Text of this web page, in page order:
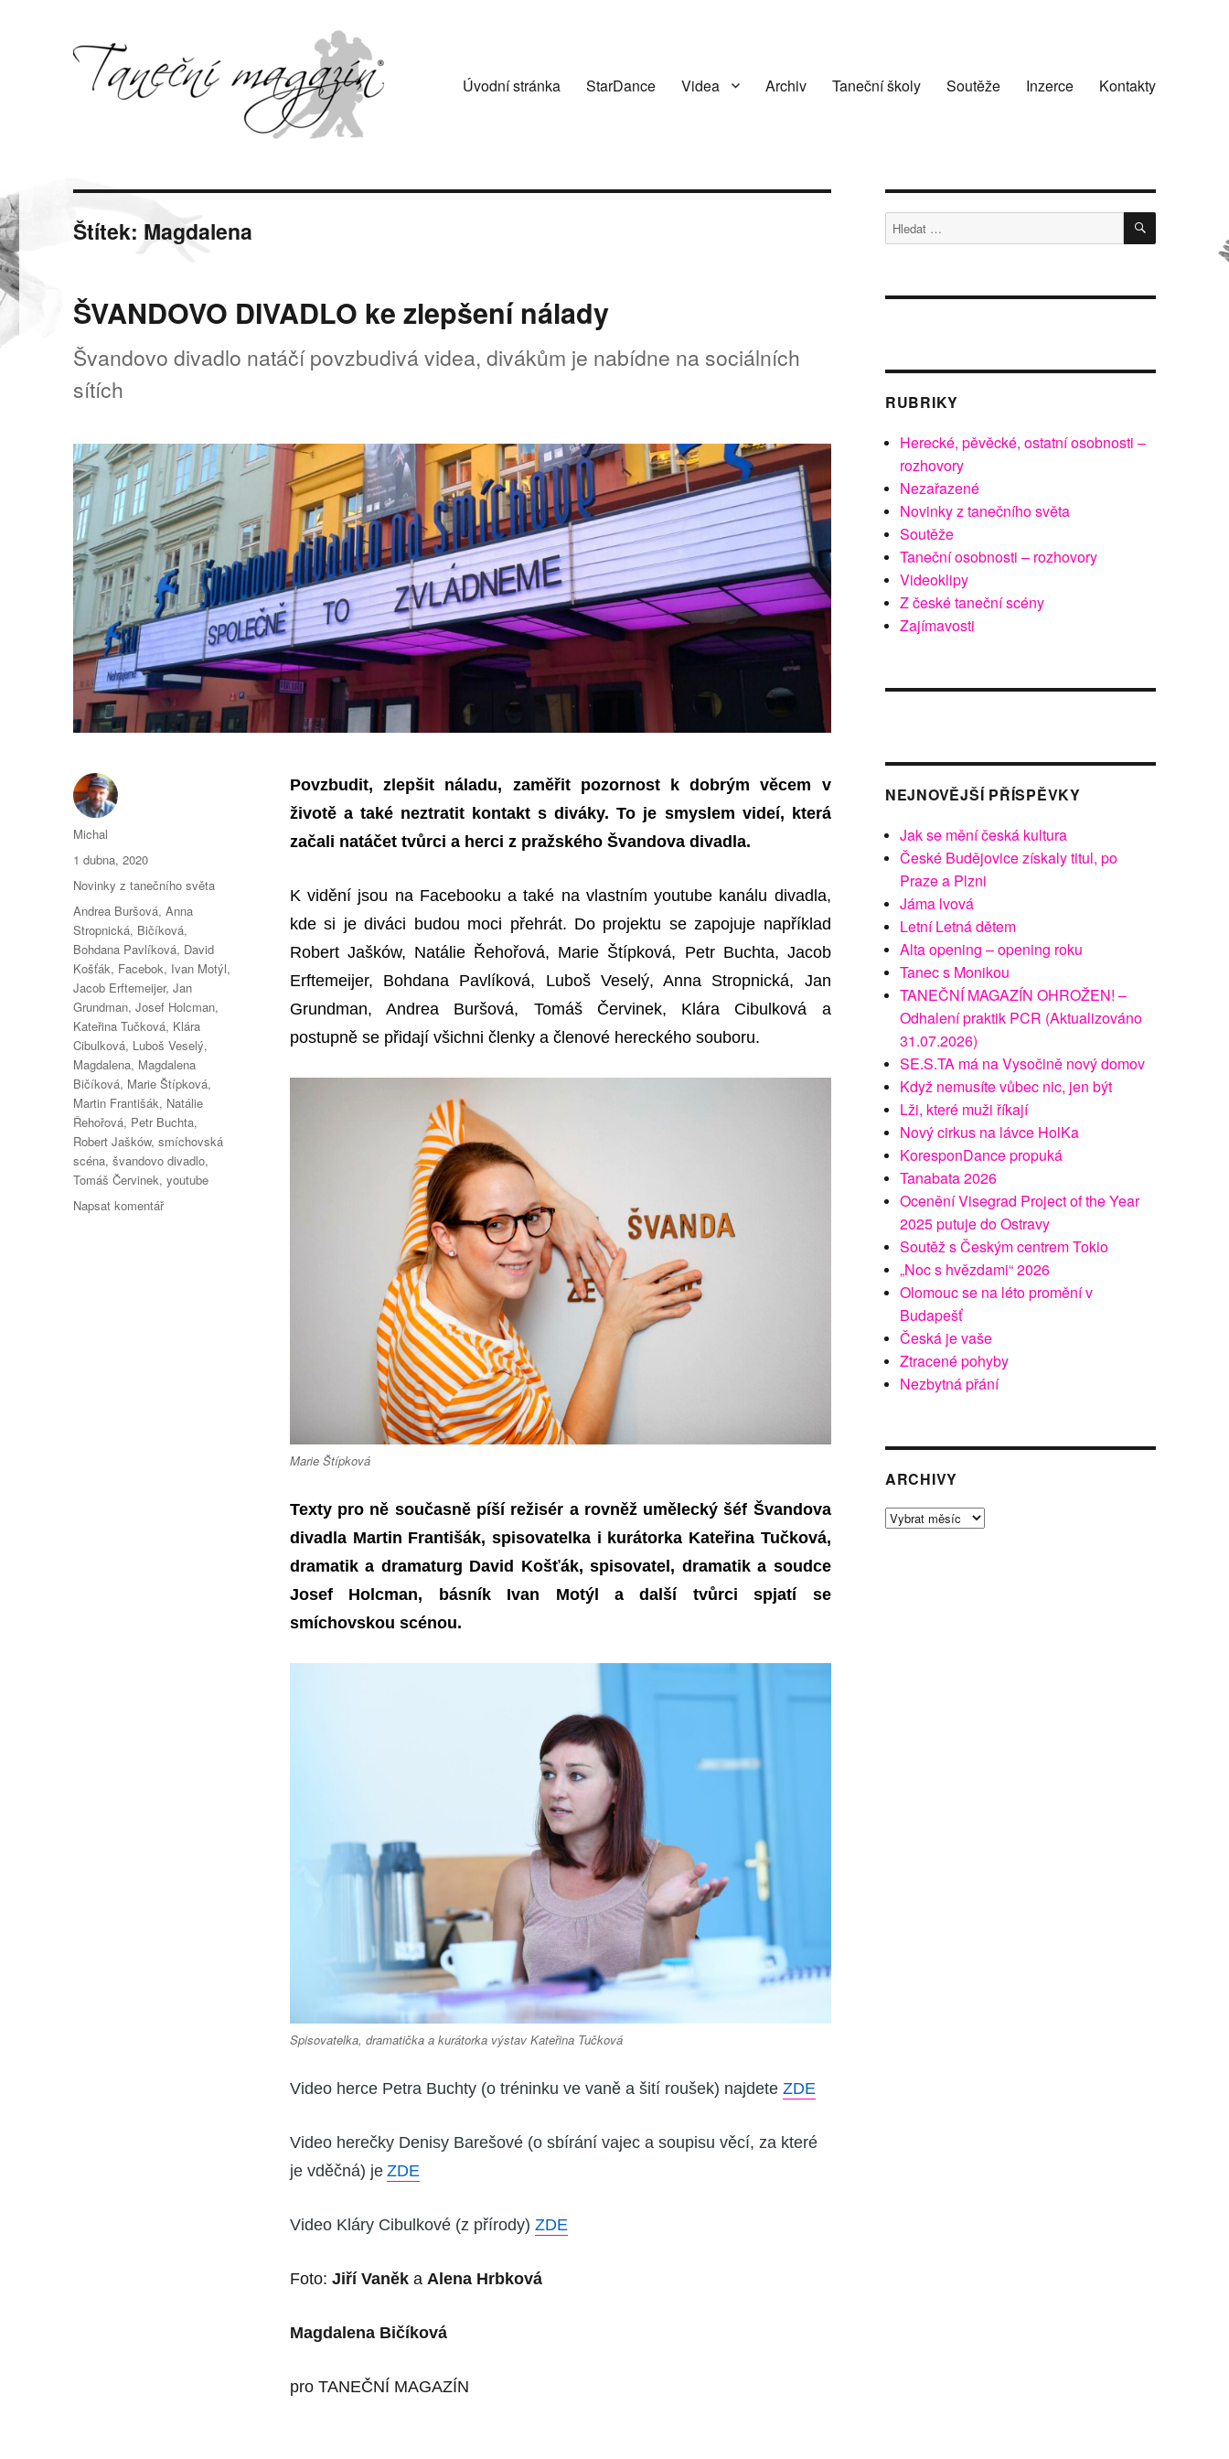
Úvodní stránka StarDance Videa Archiv Taneční školy Soutěže Inzerce Kontakty
Štítek: Magdalena
ŠVANDOVO DIVADLO ke zlepšení nálady
Švandovo divadlo natáčí povzbudivá videa, divákům je nabídne na sociálních
sítích
Povzbudit, zlepšit náladu, zaměřit pozornost k dobrým věcem v
životě a také neztratit kontakt s diváky. To je smyslem videí, která
začali natáčet tvůrci a herci z pražského Švandova divadla.
K vidění jsou na Facebooku a také na vlastním youtube kanálu divadla,
kde si je diváci budou moci přehrát. Do projektu se zapojuje například
Robert Jašków, Natálie Řehořová, Marie Štípková, Petr Buchta, Jacob
Erftemeijer, Bohdana Pavlíková, Luboš Veselý, Anna Stropnická, Jan
Grundman, Andrea Buršová, Tomáš Červinek, Klára Cibulková a
postupně se přidají všichni členky a členové hereckého souboru.
Marie Štípková
Texty pro ně současně píší režisér a rovněž umělecký šéf Švandova
divadla Martin Františák, spisovatelka i kurátorka Kateřina Tučková,
dramatik a dramaturg David Košťák, spisovatel, dramatik a soudce
Josef Holcman, básník Ivan Motýl a další tvůrci spjatí se
smíchovskou scénou.
Spisovatelka, dramatička a kurátorka výstav Kateřina Tučková
Video herce Petra Buchty (o tréninku ve vaně a šití roušek) najdete ZDE
Video herečky Denisy Barešové (o sbírání vajec a soupisu věcí, za které
je vděčná) je ZDE
Video Kláry Cibulkové (z přírody) ZDE
Foto: Jiří Vaněk a Alena Hrbková
Magdalena Bičíková
pro TANEČNÍ MAGAZÍN
Autor:
Michal
Publikováno:
1 dubna, 2020
Rubriky:
Novinky z tanečního světa
Štítky:
Andrea Buršová,Anna
Stropnická, Bičíková,
Bohdana Pavlíková, David
Košťák, Facebok, Ivan Motýl,
Jacob Erftemeijer,Jan
Grundman,Josef Holcman,
Kateřina Tučková, Klára
Cibulková, Luboš Veselý,
Magdalena, Magdalena
Bičíková, Marie Štípková,
Martin Františák, Natálie
Řehořová, Petr Buchta,
Robert Jašków,smíchovská
scéna,švandovo divadlo,
Tomáš Červinek,youtube
Napsat komentářpro
Hledat: HLEDÁNÍ
RUBRIKY
Herecké, pěvěcké, ostatní osobnosti –
rozhovory
Nezařazené
Novinky z tanečního světa
Soutěže
Taneční osobnosti – rozhovory
Videoklipy
Z české taneční scény
Zajímavosti
NEJNOVĚJŠÍ PŘÍSPĚVKY
Jak se mění česká kultura
České Budějovice získaly titul, po
Praze a Plzni
Jáma lvová
Letní Letná dětem
Alta opening – opening roku
Tanec s Monikou
TANEČNÍ MAGAZÍN OHROŽEN! –
Odhalení praktik PCR (Aktualizováno
31.07.2026)
SE.S.TA má na Vysočině nový domov
Když nemusíte vůbec nic, jen být
Lži, které muži říkají
Nový cirkus na lávce HolKa
KoresponDance propuká
Tanabata 2026
Ocenění Visegrad Project of the Year
2025 putuje do Ostravy
Soutěž s Českým centrem Tokio
„Noc s hvězdami“ 2026
Olomouc se na léto promění v
Budapešť
Česká je vaše
Ztracené pohyby
Nezbytná přání
ARCHIVY
Archivy